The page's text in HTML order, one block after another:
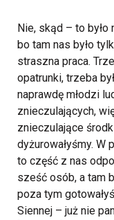
Nie, skąd – to było
bo tam nas było
straszna praca.
opatrunki, trzeba
naprawdę młodzi
znieczulających,
znieczulające
dyżurowałyśmy. W
to część z nas
sześć osób, a tam
poza tym
Siennej – już nie